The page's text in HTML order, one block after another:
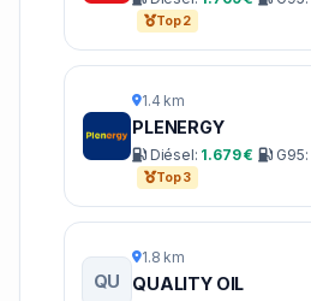
Top 2
1.4 km
PLENERGY
Diésel: 1.679 € G95:
Top 3
QU
1.8 km
QUALITY OIL